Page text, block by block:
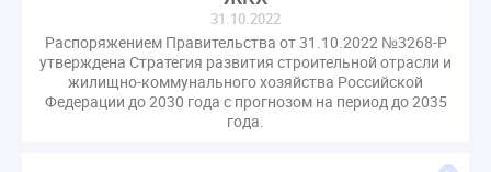
перелицензирование
переуступка
плановые проверки
пожарная безопасность
прекращение договора
прибор учета
пристройка
провайдер
31.10.2022
Распоряжением Правительства от 31.10.2022 №3268-Р
утверждена Стратегия развития строительной отрасли и
жилищно-коммунального хозяйства Российской
Федерации до 2030 года с прогнозом на период до 2035
года.